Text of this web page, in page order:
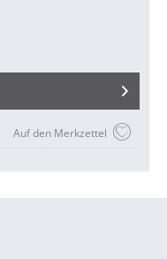
Auf den Merkzettel